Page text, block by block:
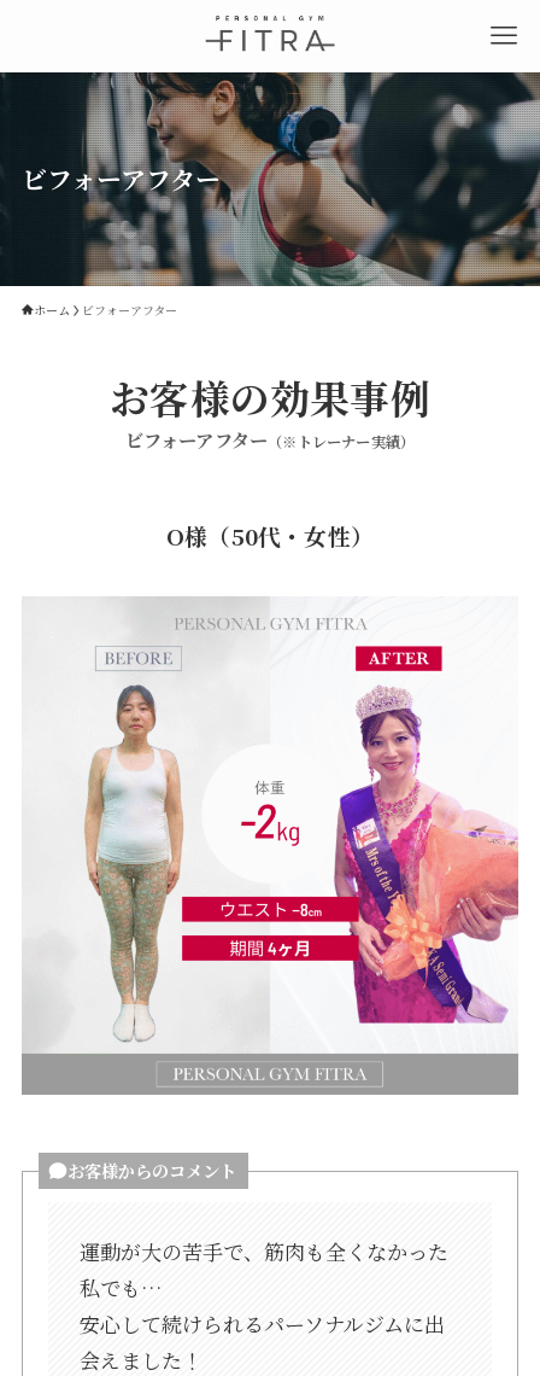
ビフォーアフター
ホーム ビフォーアフター
お客様の効果事例
ビフォーアフター （※トレーナー実績）
O様（50代・女性）
お客様からのコメント
運動が大の苦手で、筋肉も全くなかった
私でも…
安心して続けられるパーソナルジムに出
会えました！